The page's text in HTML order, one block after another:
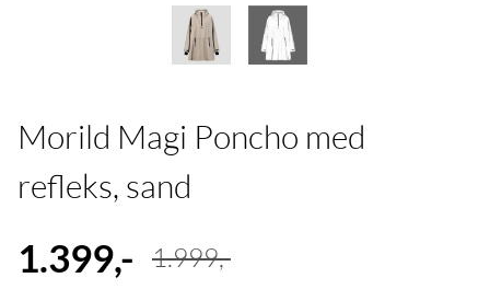
Morild Magi Poncho med
refleks, sand
1.399,- 1.999,-